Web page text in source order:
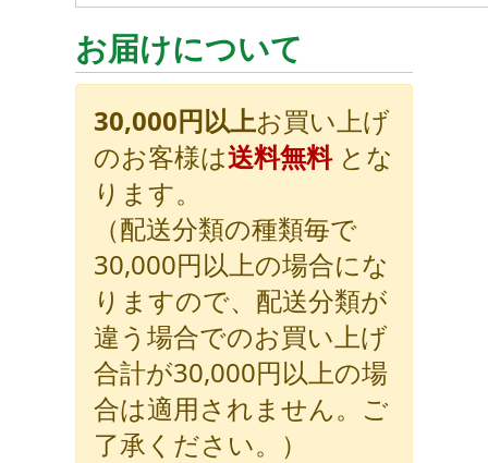
お届けについて
30,000円以上お買い上げ
のお客様は送料無料とな
ります。
（配送分類の種類毎で
30,000円以上の場合にな
りますので、配送分類が
違う場合でのお買い上げ
合計が30,000円以上の場
合は適用されません。ご
了承ください。）